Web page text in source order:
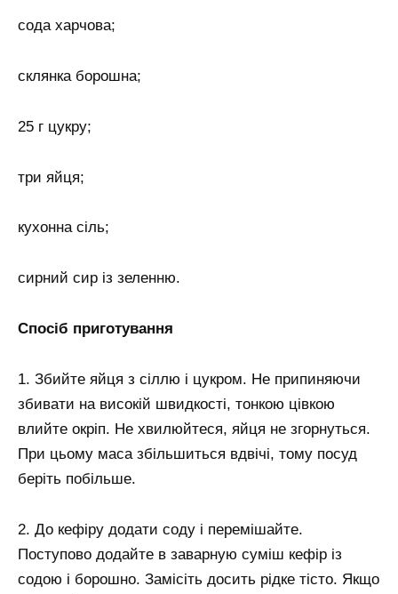
сода харчова;
склянка борошна;
25 г цукру;
три яйця;
кухонна сіль;
сирний сир із зеленню.
Спосіб приготування
1. Збийте яйця з сіллю і цукром. Не припиняючи
збивати на високій швидкості, тонкою цівкою
влийте окріп. Не хвилюйтеся, яйця не згорнуться.
При цьому маса збільшиться вдвічі, тому посуд
беріть побільше.
2. До кефіру додати соду і перемішайте.
Поступово додайте в заварную суміш кефір із
содою і борошно. Замісіть досить рідке тісто. Якщо